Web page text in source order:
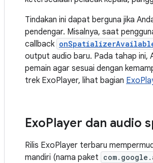
Tindakan ini dapat berguna jika
pendengar. Misalnya, saat
callback
output audio baru. Pada tahap ini,
pemain agar sesuai dengan
trek ExoPlayer, lihat bagian
ExoPlayer dan audio
Rilis ExoPlayer terbaru
mandiri (nama paket